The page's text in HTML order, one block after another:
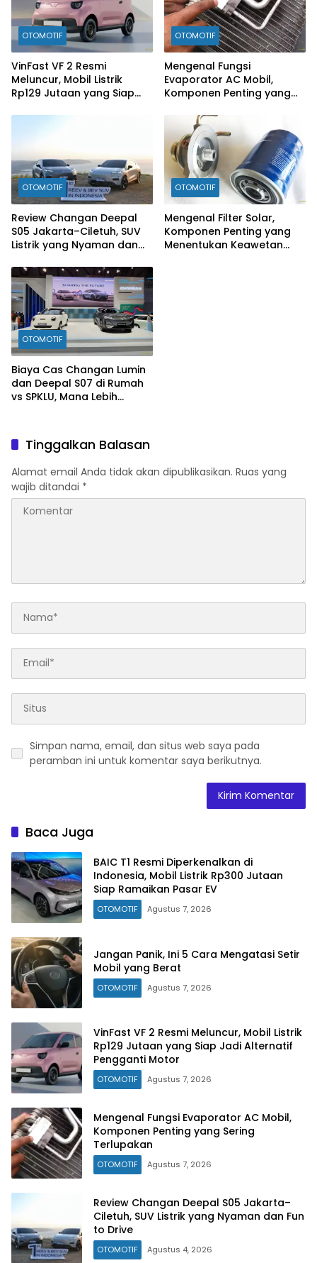
OTOMOTIF
VinFast VF 2 Resmi
Meluncur, Mobil Listrik
Rp129 Jutaan yang Siap
Motor
OTOMOTIF
Mengenal Fungsi
Evaporator AC Mobil,
Komponen Penting yang
OTOMOTIF
Review Changan Deepal
S05 Jakarta–Ciletuh, SUV
Listrik yang Nyaman dan
OTOMOTIF
Mengenal Filter Solar,
Komponen Penting yang
Menentukan Keawetan
OTOMOTIF
Biaya Cas Changan Lumin
dan Deepal S07 di Rumah
vs SPKLU, Mana Lebih
Tinggalkan Balasan
Alamat email Anda tidak akan dipublikasikan. Ruas yang
wajib ditandai *
Simpan nama, email, dan situs web saya pada
peramban ini untuk komentar saya berikutnya.
Baca Juga
BAIC T1 Resmi Diperkenalkan di
Indonesia, Mobil Listrik Rp300 Jutaan
Siap Ramaikan Pasar EV
OTOMOTIF Agustus 7, 2026
Jangan Panik, Ini 5 Cara Mengatasi Setir
Mobil yang Berat
OTOMOTIF Agustus 7, 2026
VinFast VF 2 Resmi Meluncur, Mobil Listrik
Rp129 Jutaan yang Siap Jadi Alternatif
Pengganti Motor
OTOMOTIF Agustus 7, 2026
Mengenal Fungsi Evaporator AC Mobil,
Komponen Penting yang Sering
Terlupakan
OTOMOTIF Agustus 7, 2026
Review Changan Deepal S05 Jakarta–
Ciletuh, SUV Listrik yang Nyaman dan Fun
to Drive
OTOMOTIF Agustus 4, 2026